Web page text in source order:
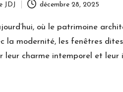
JDJ décembre 28, 2025
où le patrimoine
la modernité, les fenêtres
leur charme intemporel et leur